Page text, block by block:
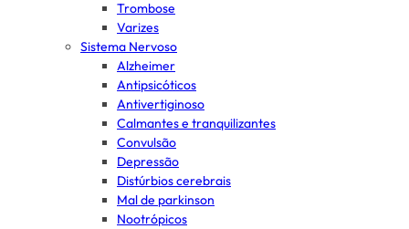
Trombose
Varizes
Sistema Nervoso
Alzheimer
Antipsicóticos
Antivertiginoso
Calmantes e tranquilizantes
Convulsão
Depressão
Distúrbios cerebrais
Mal de parkinson
Nootrópicos